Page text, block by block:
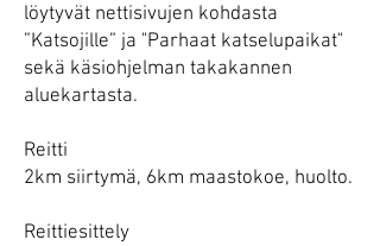
löytyvät nettisivujen kohdasta
”Katsojille” ja "Parhaat katselupaikat"
sekä käsiohjelman takakannen
aluekartasta.
Reitti
2km siirtymä, 6km maastokoe, huolto.
Reittiesittely